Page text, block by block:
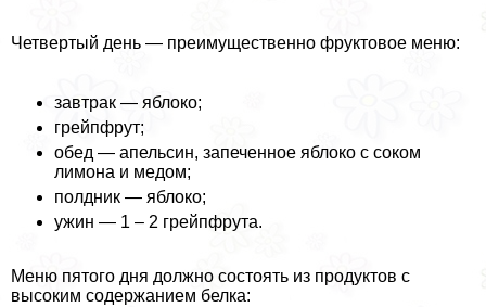
Четвертый день — преимущественно фруктовое меню:
завтpaк — яблоко;
грейпфрут;
обед — апельсин, запеченное яблоко с соком
лимона и медом;
полдник — яблоко;
ужин — 1 – 2 грейпфрута.
Меню пятого дня должно состоять из продуктов с
высоким содержанием белка: